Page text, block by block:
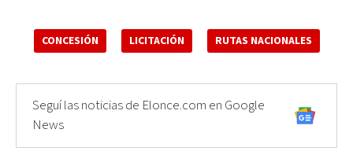
CONCESIÓN LICITACIÓN RUTAS NACIONALES
Seguí las noticias de Elonce.com en Google
News